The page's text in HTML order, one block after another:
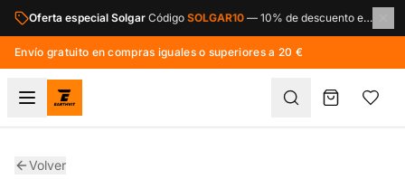
Saltar al contenido principal
Oferta especial Solgar Código SOLGAR10 — 10% de descuento en toda la marca Solgar.
Envío gratuito en compras iguales o superiores a 20 €
Volver